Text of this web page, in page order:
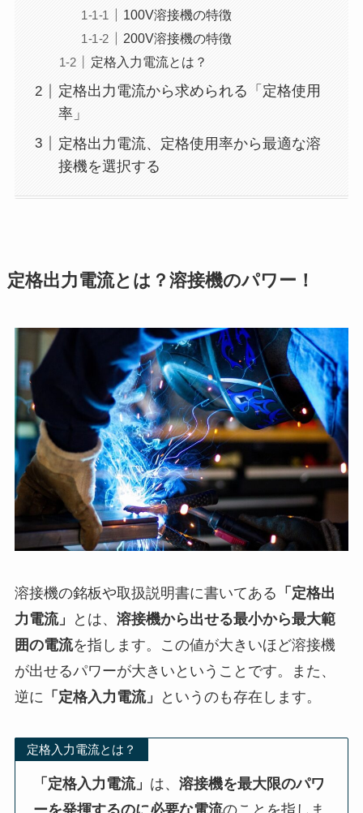
100V溶接機の特徴
200V溶接機の特徴
定格入力電流とは？
定格出力電流から求められる「定格使用
率」
定格出力電流、定格使用率から最適な溶
接機を選択する
定格出力電流とは？溶接機のパワー！
溶接機の銘板や取扱説明書に書いてある 「定格出
力電流」
とは、 溶接機から出せる最小から最大範
囲の電流を指します。この値が大きいほど溶接機
が出せるパワーが大きいということです。また、
逆に 「定格入力電流」 というのも存在します。
定格入力電流とは？
「定格入力電流」 は、溶接機を最大限のパワ